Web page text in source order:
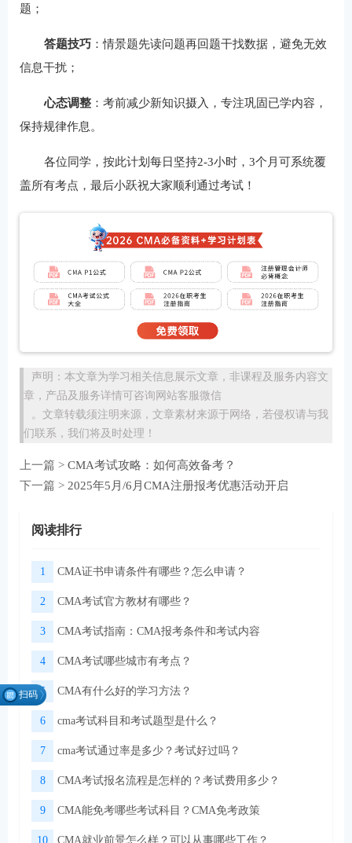
题；
答题技巧‌：情景题先读问题再回题干找数据，避免无效
信息干扰；
心态调整‌：考前减少新知识摄入，专注巩固已学内容，
保持规律作息。
各位同学，按此计划每日坚持2-3小时，3个月可系统覆
盖所有考点，最后小跃祝大家顺利通过考试！
声明：本文章为学习相关信息展示文章，非课程及服务内容文
章，产品及服务详情可咨询网站客服微信
。文章转载须注明来源，文章素材来源于网络，若侵权请与我
们联系，我们将及时处理！
上一篇 > CMA考试攻略：如何高效备考？
下一篇 > 2025年5月/6月CMA注册报考优惠活动开启
阅读排行
1 CMA证书申请条件有哪些？怎么申请？
2 CMA考试官方教材有哪些？
3 CMA考试指南：CMA报考条件和考试内容
4 CMA考试哪些城市有考点？
5 CMA有什么好的学习方法？
6 cma考试科目和考试题型是什么？
7 cma考试通过率是多少？考试好过吗？
8 CMA考试报名流程是怎样的？考试费用多少？
9 CMA能免考哪些考试科目？CMA免考政策
10 CMA就业前景怎么样？可以从事哪些工作？
扫码
微信扫码关注公众号 领取CMA学习资料